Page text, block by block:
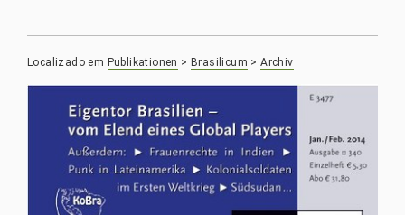
Localizado em Publikationen >Brasilicum >Archiv